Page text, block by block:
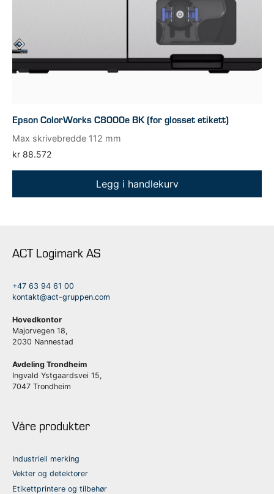
Epson ColorWorks C8000e BK (for glosset etikett)
Max skrivebredde 112 mm
kr 88.572
Legg i handlekurv
ACT Logimark AS
+47 63 94 61 00
kontakt@act-gruppen.com
Hovedkontor
Majorvegen 18,
2030 Nannestad
Avdeling Trondheim
Ingvald Ystgaardsvei 15,
7047 Trondheim
Våre produkter
Industriell merking
Vekter og detektorer
Etikettprintere og tilbehør